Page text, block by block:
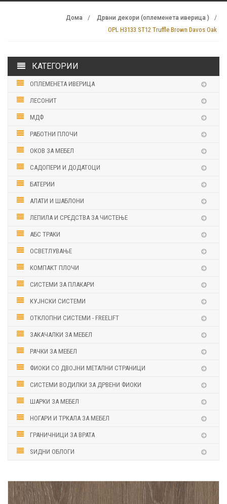
Дома Дрвни декори (оплеменета иверица )
OPL H3133 ST12 Truffle Brown Davos Oak
КАТЕГОРИИ
ОПЛЕМЕНЕТА ИВЕРИЦА
ЛЕСОНИТ
МДФ
РАБОТНИ ПЛОЧИ
ОКОВ ЗА МЕБЕЛ
САДОПЕРИ И ДОДАТОЦИ
БАТЕРИИ
АЛАТИ И ШАБЛОНИ
ЛЕПИЛА И СРЕДСТВА ЗА ЧИСТЕЊЕ
АБС ТРАКИ
ОСВЕТЛУВАЊЕ
КОМПАКТ ПЛОЧИ
СИСТЕМИ ЗА ПЛАКАРИ
КУЈНСКИ СИСТЕМИ
ОТКЛОПНИ СИСТЕМИ - FREELIFT
ЗАКАЧАЛКИ ЗА МЕБЕЛ
РАЧКИ ЗА МЕБЕЛ
ФИОКИ СО ДВОЈНИ МЕТАЛНИ СТРАНИЦИ
СИСТЕМИ ВОДИЛКИ ЗА ДРВЕНИ ФИОКИ
ШАРКИ ЗА МЕБЕЛ
НОГАРИ И ТРКАЛА ЗА МЕБЕЛ
ГРАНИЧНИЦИ ЗА ВРАТА
ЅИДНИ ОБЛОГИ